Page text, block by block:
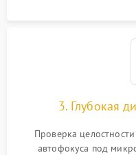
3. Глубокая
Проверка
автофокуса под